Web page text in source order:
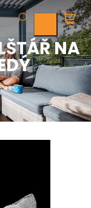
NA